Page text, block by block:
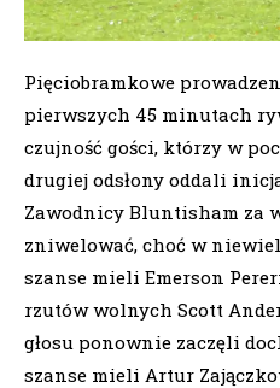
Pięciobramkowe
pierwszych 45 minutach
czujność gości, którzy w
drugiej odsłony oddali
Zawodnicy Bluntisham za
zniwelować, choć w
szanse mieli Emerson
rzutów wolnych Scott
głosu ponownie zaczęli
szanse mieli Artur